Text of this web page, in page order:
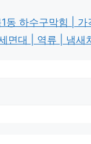
동 하수구막힘 |
면대 | 역류 | 냄새